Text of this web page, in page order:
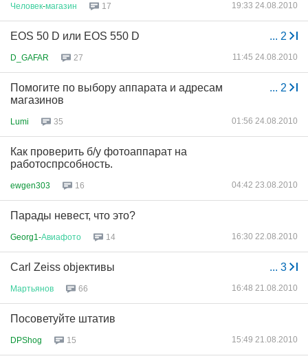
Человек-магазин 17 19:33 24.08.2010
... 2
EOS 50 D или EOS 550 D
D_GAFAR 27 11:45 24.08.2010
... 2
Помогите по выбору аппарата и адресам
магазинов
Lumi 35 01:56 24.08.2010
Как проверить б/у фотоаппарат на
работоспрсобность.
ewgen303 16 04:42 23.08.2010
Парады невест, что это?
Georg1-Авиафото 14 16:30 22.08.2010
... 3
Carl Zeiss objeктивы
Мартьянов 66 16:48 21.08.2010
Посоветуйте штатив
DPShog 15 15:49 21.08.2010